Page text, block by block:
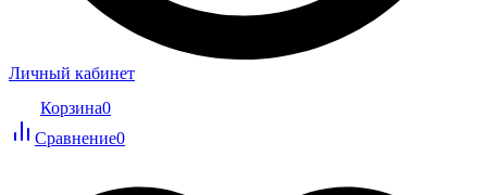
Личный кабинет
Корзина0
Сравнение0